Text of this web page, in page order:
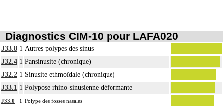
Diagnostics CIM-10 pour LAFA020
J33.8 1 Autres polypes des sinus
J32.4 1 Pansinusite (chronique)
J32.2 1 Sinusite ethmoïdale (chronique)
J33.1 1 Polypose rhino-sinusienne déformante
J33.0 1 Polype des fosses nasales